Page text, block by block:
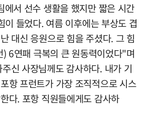
에서 선수 생활을 했지만 짧은 시간
이 들었다. 여름 이후에는 부상도 겹
대신 응원으로 힘을 주셨다. 그 힘
6연패 극복의 큰 원동력이었다"며
신 사장님께도 감사하다. 내가 기
항 프런트가 가장 조직적으로 시스
다. 포항 직원들에게도 감사하